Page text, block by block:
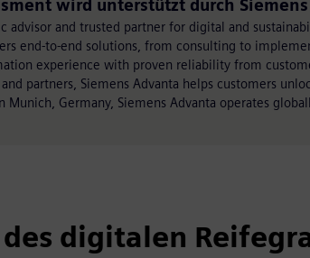
wird unterstützt durch
advisor and trusted partner for digital and
end-to-end solutions, from consulting to
experience with proven reliability from
partners, Siemens Advanta helps customers
Munich, Germany, Siemens Advanta operates
digitalen